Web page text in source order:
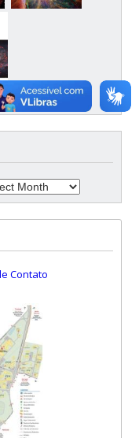
Contato